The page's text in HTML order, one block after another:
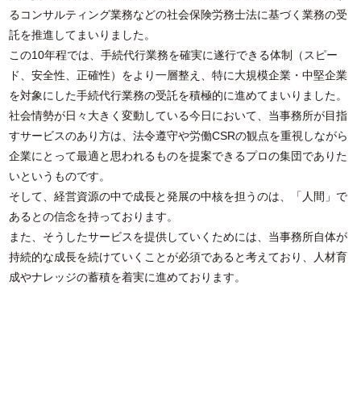
るコンサルティング業務などの社会保険労務士法に基づく業務の受
託を推進してまいりました。
この10年程では、手続代行業務を確実に遂行できる体制（スピー
ド、安全性、正確性）をより一層整え、特に大規模企業・中堅企業
を対象にした手続代行業務の受託を積極的に進めてまいりました。
社会情勢が日々大きく変動している今日において、当事務所が目指
すサービスのあり方は、法令遵守や労働CSRの観点を重視しながら
企業にとって最適と思われるものを提案できるプロの集団でありた
いというものです。
そして、経営資源の中で成長と発展の中核を担うのは、「人間」で
あるとの信念を持っております。
また、そうしたサービスを提供していくためには、当事務所自体が
持続的な成長を続けていくことが必須であると考えており、人材育
成やナレッジの蓄積を着実に進めております。